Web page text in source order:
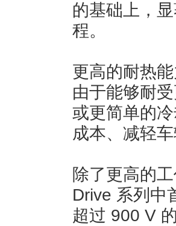
的基础上，
程。
更高的耐热
由于能够耐
或更简单的
成本、减轻
除了更高的
Drive 系列中
超过 900 V